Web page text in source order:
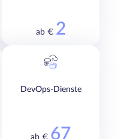
ab € 2
DevOps-Dienste
ab € 67